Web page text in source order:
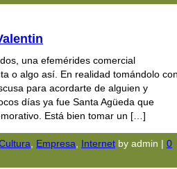
una efemérides comercial
o algo así. En realidad tomándolo
para acordarte de alguien y
días ya fue Santa Agüeda que
Está bien tomar un […]
Empresa Internet by admin | 0